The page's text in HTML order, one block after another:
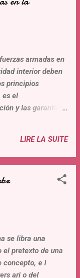
ilimitadas
así con la
el Estado
internacional, o
necesarias en
Los jueces
armadas en
interior deben
principios
es el
y las garantías
la sociedad,
de todos los
los ex-
condición
actividad de las
en la
LIRE LA SUITE
se libra una
el pretexto de una
concepto, e l
ari o del